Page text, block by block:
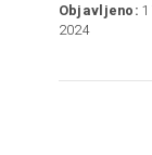
Objavljeno:
2024